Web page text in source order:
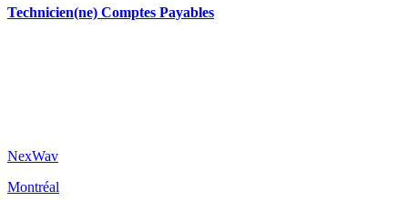
Technicien(ne) Comptes Payables
NexWav
Montréal